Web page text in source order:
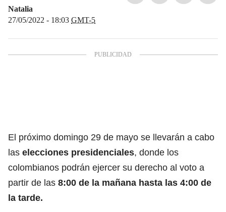
Natalia
27/05/2022 - 18:03 GMT-5
El próximo domingo 29 de mayo se llevarán a cabo
las elecciones presidenciales, donde los
colombianos podrán ejercer su derecho al voto a
partir de las 8:00 de la mañana hasta las 4:00 de
la tarde.